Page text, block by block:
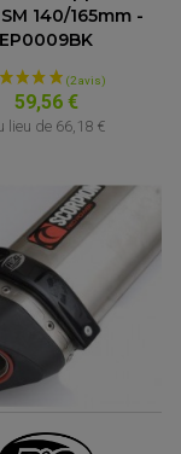
140/165mm -
EP0009BK
59,56 €
lieu de 66,18 €